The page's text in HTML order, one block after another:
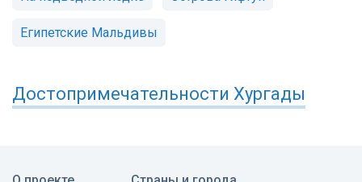
Египетские Мальдивы
Достопримечательности Хургады